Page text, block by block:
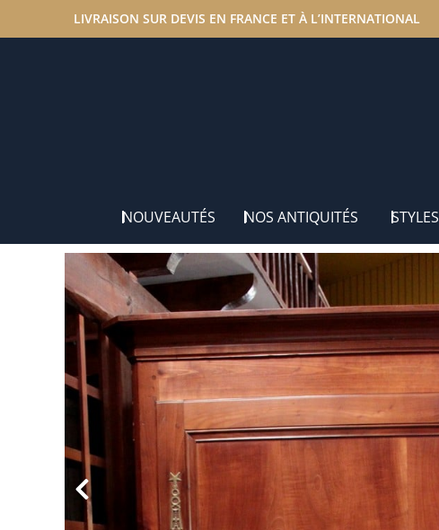
LIVRAISON SUR DEVIS EN FRANCE ET À L’INTERNATIONAL
NOUVEAUTÉS NOS ANTIQUITÉS STYLES